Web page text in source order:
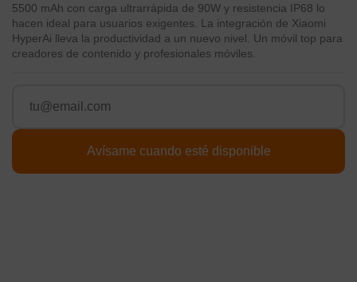
5500 mAh con carga ultrarrápida de 90W y resistencia IP68 lo
hacen ideal para usuarios exigentes. La integración de Xiaomi
HyperAi lleva la productividad a un nuevo nivel. Un móvil top para
creadores de contenido y profesionales móviles.